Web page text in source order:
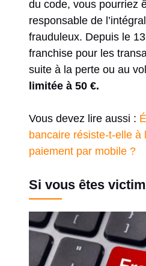
du code, vous pourriez
responsable de
frauduleux. Depuis le
franchise pour les
suite à la perte ou au
limitée à 50 €.
Vous devez lire aussi :
bancaire résiste-t-elle à
paiement par mobile ?
Si vous êtes